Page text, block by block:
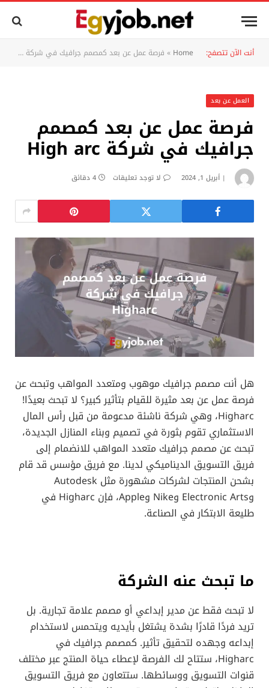
أنت الآن تتصفح: Home
» فرصة عمل عن بعد كمصمم جرافيك في شركة High arc
العمل عن بعد
فرصة عمل عن بعد كمصمم
جرافيك في شركة High arc
أبريل 1, 2024 لا توجد تعليقات 4 دقائق
هل أنت مصمم جرافيك موهوب ومتعدد المواهب وتبحث عن
فرصة عمل عن بعد مثيرة للقيام بتأثير كبير؟ لا تبحث بعيدًا!
Higharc، وهي شركة ناشئة مدعومة من قبل رأس المال
الاستثماري تقوم بثورة في تصميم وبناء المنازل الجديدة،
تبحث عن مصمم جرافيك متعدد المواهب للانضمام إلى
فريق التسويق الديناميكي لدينا. مع فريق مؤسس قد قام
بشحن المنتجات لشركات مشهورة مثل Autodesk
وElectronic Arts وNike وApple، فإن Higharc في
طليعة الابتكار في الصناعة.
ما تبحث عنه الشركة
لا تبحث فقط عن مدير إبداعي أو مصمم علامة تجارية. بل
تريد فردًا قادرًا بشدة يشتغل بأيديه ويتحمس لاستخدام
إبداعه وجهده لتحقيق تأثير. كمصمم جرافيك في
Higharc، ستتاح لك الفرصة لإعطاء حياة المنتج عبر مختلف
قنوات التسويق ووسائطها. ستتعاون مع فريق التسويق